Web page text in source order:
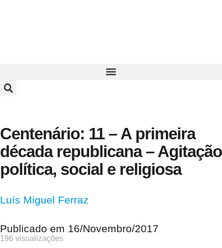
Centenário: 11 – A primeira
década republicana – Agitação
política, social e religiosa
Luís Miguel Ferraz
Publicado em 16/Novembro/2017
196 visualizações